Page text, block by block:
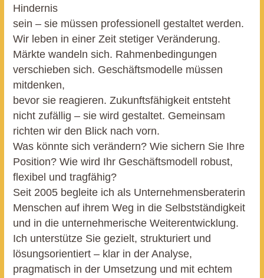
Hindernis
sein – sie müssen professionell gestaltet werden.
Wir leben in einer Zeit stetiger Veränderung.
Märkte wandeln sich. Rahmenbedingungen
verschieben sich. Geschäftsmodelle müssen
mitdenken,
bevor sie reagieren. Zukunftsfähigkeit entsteht
nicht zufällig – sie wird gestaltet. Gemeinsam
richten wir den Blick nach vorn.
Was könnte sich verändern? Wie sichern Sie Ihre
Position? Wie wird Ihr Geschäftsmodell robust,
flexibel und tragfähig?
Seit 2005 begleite ich als Unternehmensberaterin
Menschen auf ihrem Weg in die Selbstständigkeit
und in die unternehmerische Weiterentwicklung.
Ich unterstütze Sie gezielt, strukturiert und
lösungsorientiert – klar in der Analyse,
pragmatisch in der Umsetzung und mit echtem